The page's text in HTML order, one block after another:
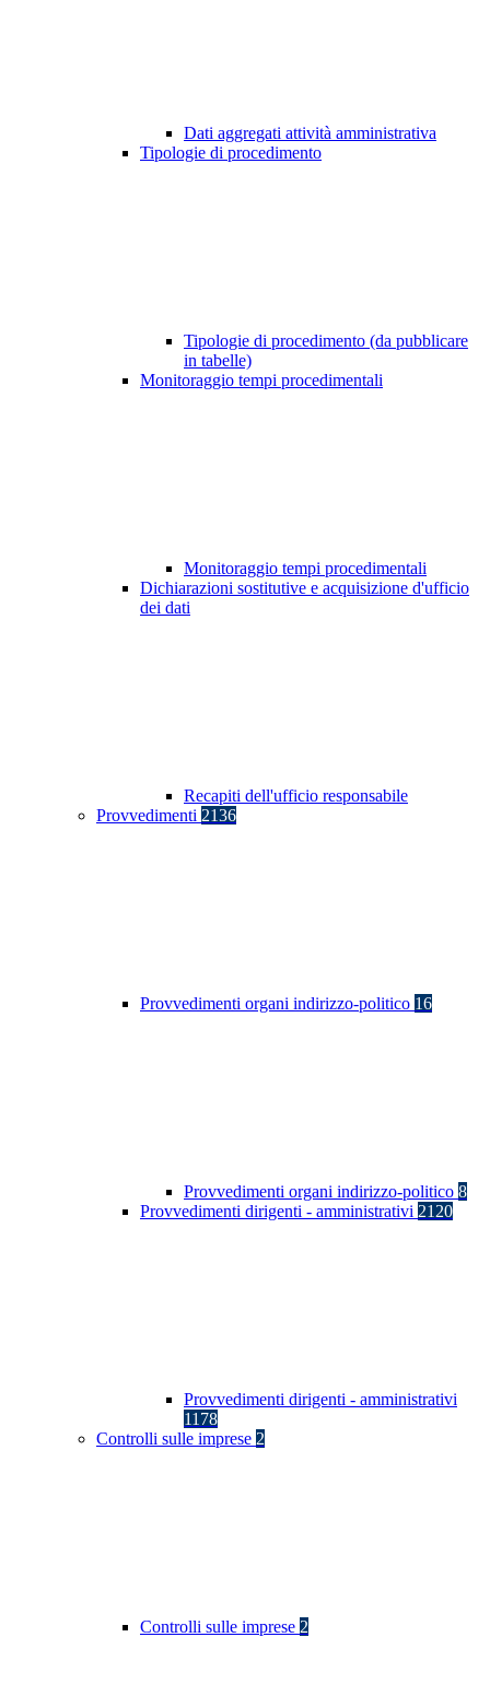
Dati aggregati attività amministrativa
Tipologie di procedimento
Tipologie di procedimento (da pubblicare
in tabelle)
Monitoraggio tempi procedimentali
Monitoraggio tempi procedimentali
Dichiarazioni sostitutive e acquisizione d'ufficio
dei dati
Recapiti dell'ufficio responsabile
Provvedimenti 2136
Provvedimenti organi indirizzo-politico 16
Provvedimenti organi indirizzo-politico 8
Provvedimenti dirigenti - amministrativi 2120
Provvedimenti dirigenti - amministrativi
1178
Controlli sulle imprese 2
Controlli sulle imprese 2